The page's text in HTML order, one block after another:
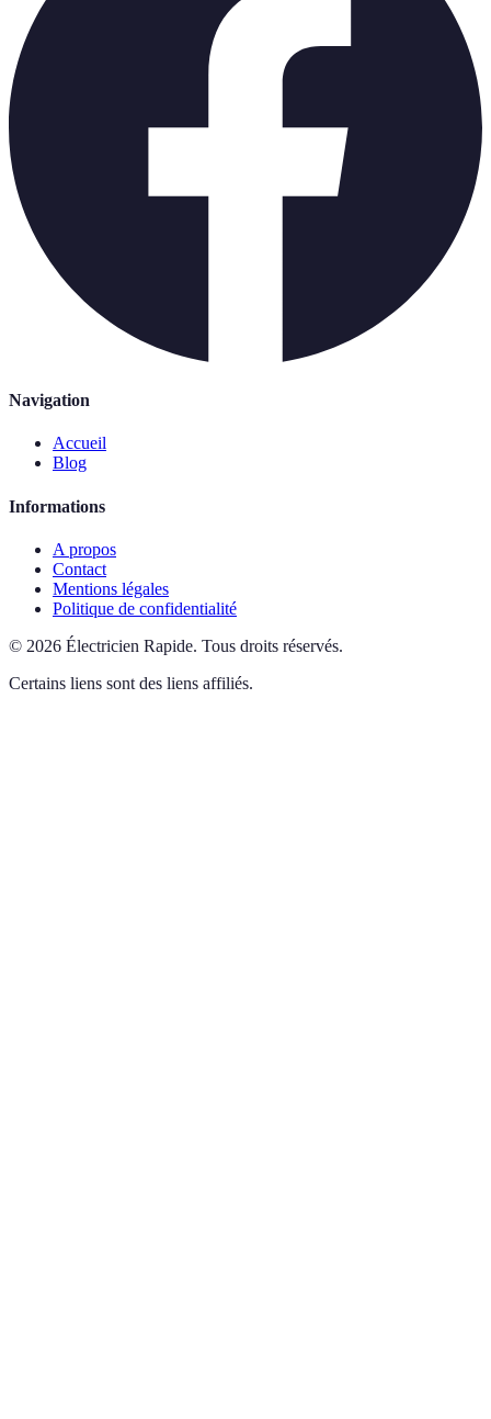
Navigation
Accueil
Blog
Informations
A propos
Contact
Mentions légales
Politique de confidentialité
© 2026 Électricien Rapide. Tous droits réservés.
Certains liens sont des liens affiliés.